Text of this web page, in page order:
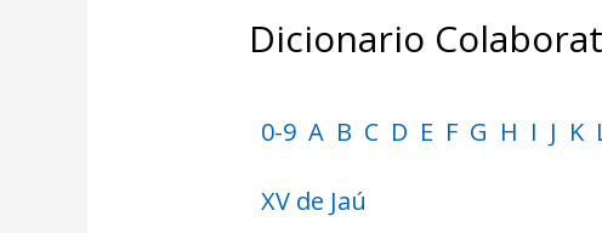
Dicionario
0-9 A B C D E F G H I J K
XV de Jaú